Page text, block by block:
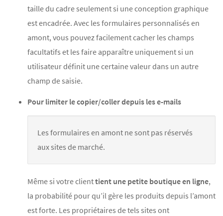
taille du cadre seulement si une conception graphique
est encadrée. Avec les formulaires personnalisés en
amont, vous pouvez facilement cacher les champs
facultatifs et les faire apparaître uniquement si un
utilisateur définit une certaine valeur dans un autre
champ de saisie.
Pour limiter le copier/coller depuis les e-mails
Les formulaires en amont ne sont pas réservés
aux sites de marché.
Même si votre clienttient une petite boutique en ligne,
la probabilité pour qu’il gère les produits depuis l’amont
est forte. Les propriétaires de tels sites ont